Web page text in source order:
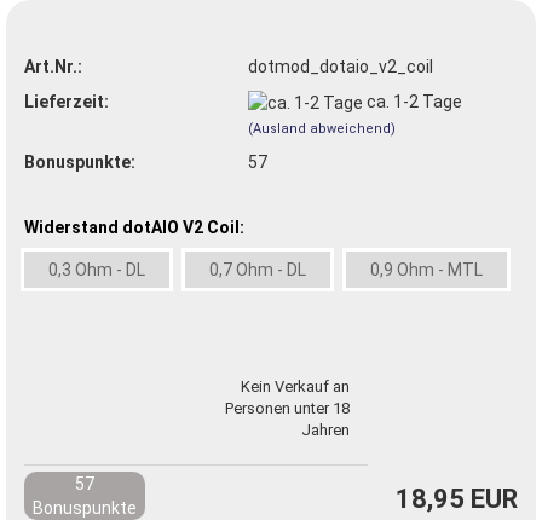
Art.Nr.:
dotmod_dotaio_v2_coil
Lieferzeit:
ca. 1-2 Tage
(Ausland abweichend)
Bonuspunkte: 57
Widerstand dotAIO V2 Coil:
0,3 Ohm - DL 0,7 Ohm - DL 0,9 Ohm - MTL
Kein Verkauf an
Personen unter 18
Jahren
18,95 EUR
57
Bonuspunkte